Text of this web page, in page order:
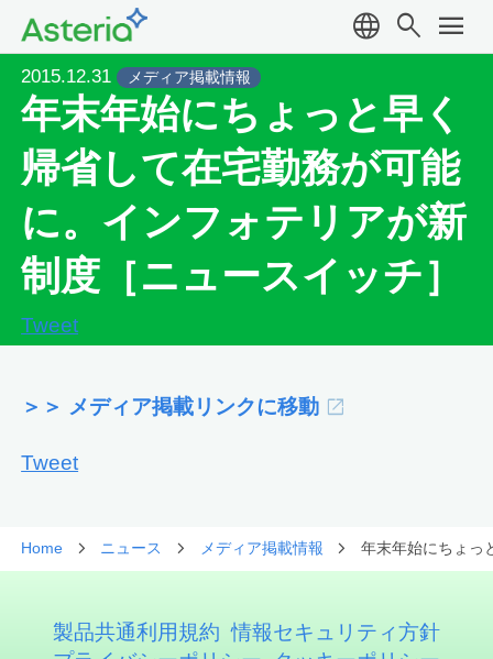
language search menu
2015.12.31 メディア掲載情報
年末年始にちょっと早く
帰省して在宅勤務が可能
に。インフォテリアが新
制度［ニュースイッチ］
Tweet
＞＞ メディア掲載リンクに移動
Tweet
Home ニュース メディア掲載情報 年末年始にちょっ
製品共通利用規約 情報セキュリティ方針